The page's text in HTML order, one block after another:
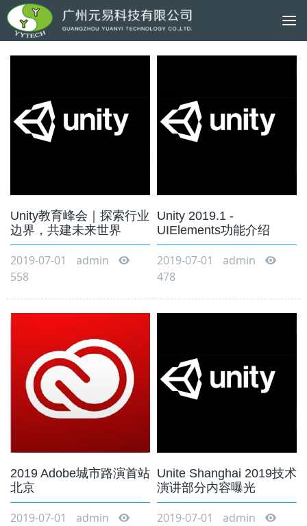
Unity教育峰会｜探索行业
边界，共建未来世界
2019-07-01
admin
558
Unity 2019.1 -
UIElements功能介绍
2019-07-01
admin
478
2019 Adobe城市路演首站
北京
2019-07-01
admin
Unite Shanghai 2019技术
演讲部分内容曝光
2019-07-01
admin